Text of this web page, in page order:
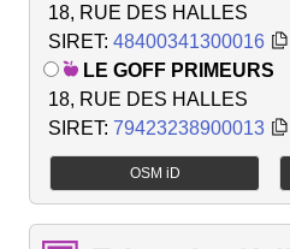
18, RUE DES HALLES
SIRET: 48400341300016
LE GOFF PRIMEURS
18, RUE DES HALLES
SIRET: 79423238900013
OSM iD